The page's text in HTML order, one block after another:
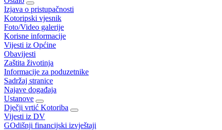
Izjava o pristupačnosti
Kotoripski vjesnik
Foto/Video galerije
Korisne informacije
Vijesti iz Općine
Obavijesti
Zaštita životinja
Informacije za poduzetnike
Sadržaj stranice
Najave događaja
Ustanove
Dječji vrtić Kotoriba
Vijesti iz DV
GOdišnji financijski izvještaji